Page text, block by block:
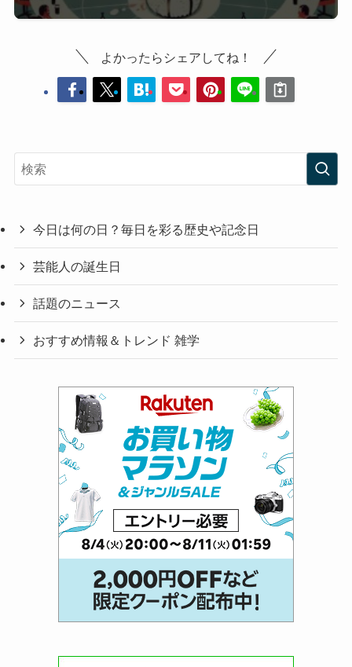
よかったらシェアしてね！
今日は何の日？毎日を彩る歴史や記念日
芸能人の誕生日
話題のニュース
おすすめ情報＆トレンド 雑学